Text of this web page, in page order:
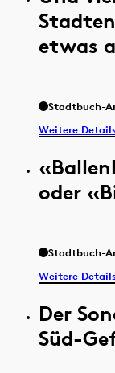
etwas
Stadtbuch-
Weitere
oder
Stadtbuch-
Weitere
Der
Süd-